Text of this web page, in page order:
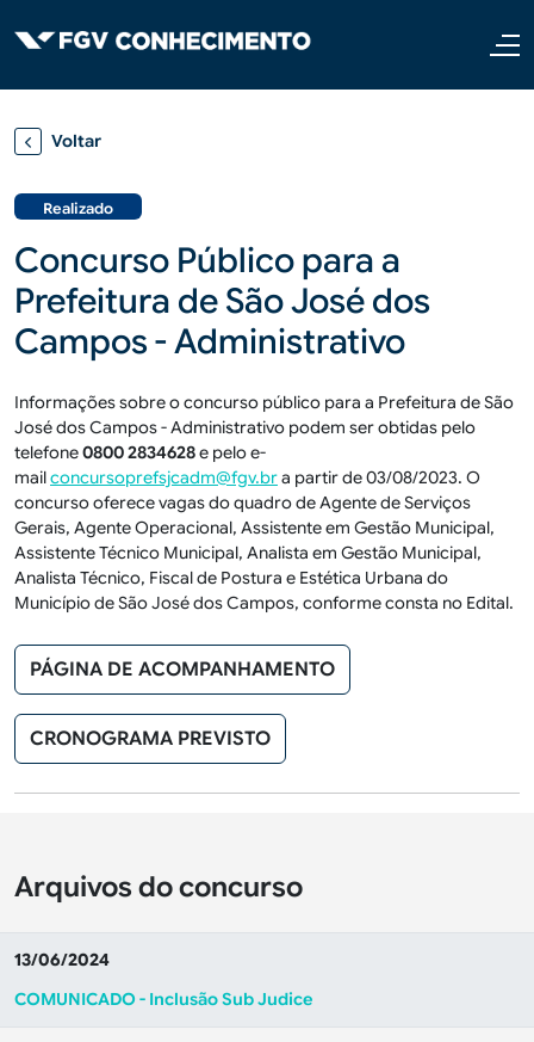
Voltar
Realizado
Concurso Público para a
Prefeitura de São José dos
Campos - Administrativo
Informações sobre o concurso público para a Prefeitura de São
José dos Campos - Administrativo podem ser obtidas pelo
telefone0800 2834628e pelo e-
mailconcursoprefsjcadm@fgv.bra partir de 03/08/2023. O
concurso oferece vagas do quadro de Agente de Serviços
Gerais, Agente Operacional, Assistente em Gestão Municipal,
Assistente Técnico Municipal, Analista em Gestão Municipal,
Analista Técnico, Fiscal de Postura e Estética Urbana do
Município de São José dos Campos, conforme consta no Edital.
PÁGINA DE ACOMPANHAMENTO
CRONOGRAMA PREVISTO
Arquivos do concurso
13/06/2024
COMUNICADO - Inclusão Sub Judice